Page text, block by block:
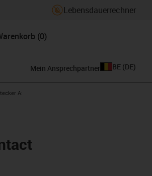
Lebensdauerrechner
(0)
Mein Ansprechpartner BE (DE)
A: